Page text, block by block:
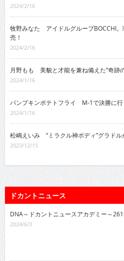
2024/2/16
牧野みなた アイドルグループBOCCHI
売！
2024/2/16
月野もも 美貌と才能を兼ね備えた“奇跡
2024/1/16
パンプキンポテトフライ M-1で決勝に行
2024/1/16
松嶋えいみ “ミラクル神ボディ”グラドル
2023/12/15
ドカントニュース
DNA～ドカントニュースアカデミー～
2024/6/3